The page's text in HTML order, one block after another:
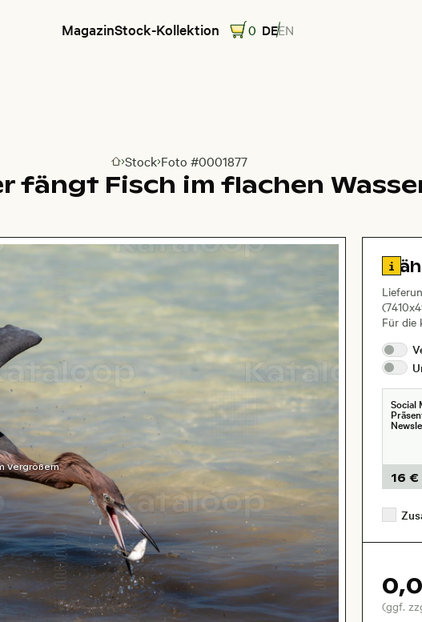
MagazinStock-Kollektion 0 DEEN
Zur Homepage
Stock Foto #0001877
fängt Fisch im flachen
Vergrößern
Zu
Für die
Social
16 €
(ggf.